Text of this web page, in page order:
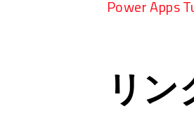
Power Apps
リン